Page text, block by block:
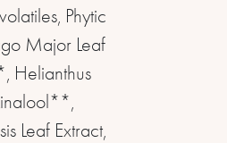
Phytic
Major Leaf
Helianthus
Leaf Extract,